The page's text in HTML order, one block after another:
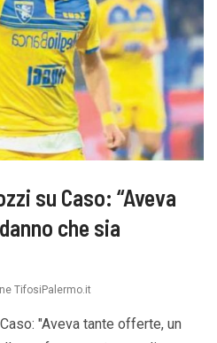
su Caso: “Aveva
che sia
TifosiPalermo.it
"Aveva tante offerte, un